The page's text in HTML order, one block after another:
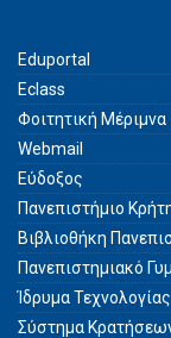
Eduportal
Eclass
Φοιτητική Μέριμνα
Webmail
Εύδοξος
Πανεπιστήμιο
Βιβλιοθήκη
Πανεπιστημιακό
Ίδρυμα
Σύστημα